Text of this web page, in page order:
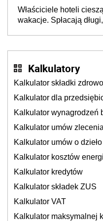
cichu
Właściciele hoteli
wakacje. Spłacają
Kalkulatory
Kalkulator składki
Kalkulator dla
Kalkulator wynagrodzeń
Kalkulator umów zlecenia
Kalkulator umów o dzieło
Kalkulator kosztów
Kalkulator kredytów
Kalkulator składek ZUS
Kalkulator VAT
Kalkulator maksymalnej